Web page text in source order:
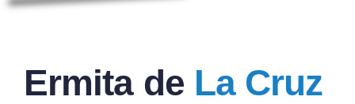
Ermita de La Cruz